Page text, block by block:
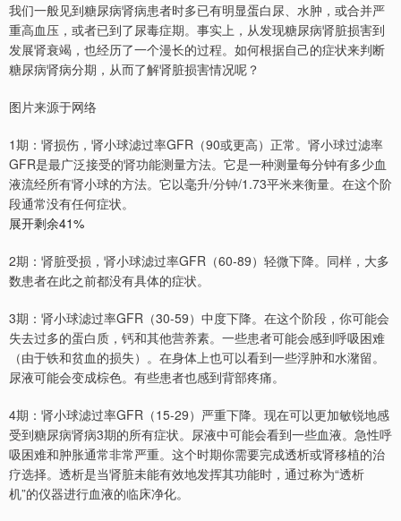
我们一般见到糖尿病肾病患者时多已有明显蛋白尿、水肿，或合并严
重高血压，或者已到了尿毒症期。事实上，从发现糖尿病肾脏损害到
发展肾衰竭，也经历了一个漫长的过程。如何根据自己的症状来判断
糖尿病肾病分期，从而了解肾脏损害情况呢？
图片来源于网络
1期：肾损伤，肾小球滤过率GFR（90或更高）正常。肾小球过滤率
GFR是最广泛接受的肾功能测量方法。它是一种测量每分钟有多少血
液流经所有肾小球的方法。它以毫升/分钟/1.73平米来衡量。在这个阶
段通常没有任何症状。
展开剩余41%
2期：肾脏受损，肾小球滤过率GFR（60-89）轻微下降。同样，大多
数患者在此之前都没有具体的症状。
3期：肾小球滤过率GFR（30-59）中度下降。在这个阶段，你可能会
失去过多的蛋白质，钙和其他营养素。一些患者可能会感到呼吸困难
（由于铁和贫血的损失）。在身体上也可以看到一些浮肿和水潴留。
尿液可能会变成棕色。有些患者也感到背部疼痛。
4期：肾小球滤过率GFR（15-29）严重下降。现在可以更加敏锐地感
受到糖尿病肾病3期的所有症状。尿液中可能会看到一些血液。急性呼
吸困难和肿胀通常非常严重。这个时期你需要完成透析或肾移植的治
疗选择。透析是当肾脏未能有效地发挥其功能时，通过称为“透析
机”的仪器进行血液的临床净化。